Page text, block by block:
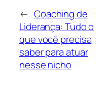
← Coaching de
Liderança: Tudo o
que você precisa
saber para atuar
nesse nicho